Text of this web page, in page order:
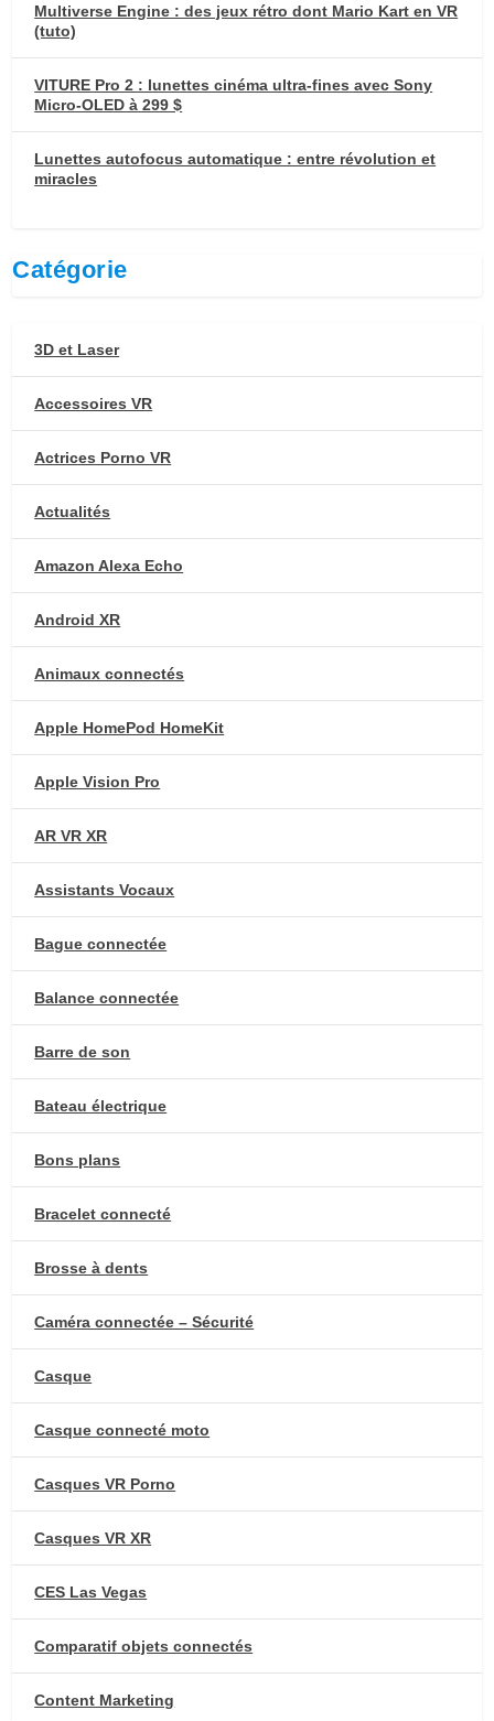
Multiverse Engine : des jeux rétro dont Mario Kart en VR
(tuto)
VITURE Pro 2 : lunettes cinéma ultra-fines avec Sony
Micro-OLED à 299 $
Lunettes autofocus automatique : entre révolution et
miracles
Catégorie
3D et Laser
Accessoires VR
Actrices Porno VR
Actualités
Amazon Alexa Echo
Android XR
Animaux connectés
Apple HomePod HomeKit
Apple Vision Pro
AR VR XR
Assistants Vocaux
Bague connectée
Balance connectée
Barre de son
Bateau électrique
Bons plans
Bracelet connecté
Brosse à dents
Caméra connectée – Sécurité
Casque
Casque connecté moto
Casques VR Porno
Casques VR XR
CES Las Vegas
Comparatif objets connectés
Content Marketing